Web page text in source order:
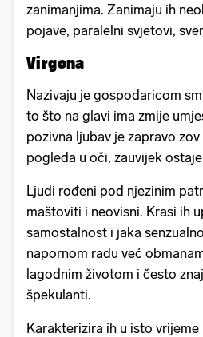
zanimanjima. Zanimaju ih
pojave, paralelni svjetovi,
Virgona
Nazivaju je gospodaricom
to što na glavi ima zmije
pozivna ljubav je zapravo
pogleda u oči, zauvijek
Ljudi rođeni pod njezinim
maštoviti i neovisni. Krasi ih
samostalnost i jaka
napornom radu već
lagodnim životom i često
špekulanti.
Karakterizira ih u isto